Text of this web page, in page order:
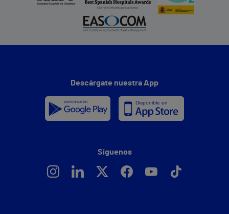
Descárgate nuestra App
Síguenos